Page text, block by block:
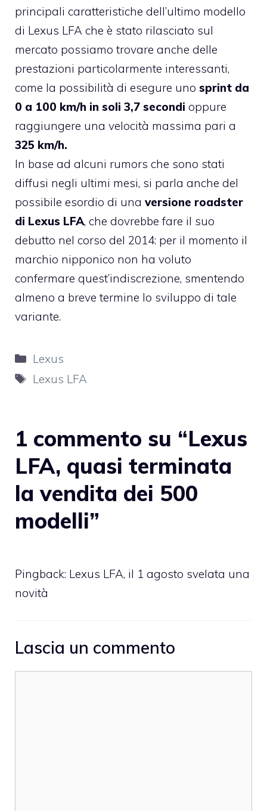
principali caratteristiche dell’ultimo modello
di Lexus LFA che è stato rilasciato sul
mercato possiamo trovare anche delle
prestazioni particolarmente interessanti,
come la possibilità di esegure uno sprint da
0 a 100 km/h in soli 3,7 secondi oppure
raggiungere una velocità massima pari a
325 km/h.
In base ad alcuni rumors che sono stati
diffusi negli ultimi mesi, si parla anche del
possibile esordio di una versione roadster
di Lexus LFA, che dovrebbe fare il suo
debutto nel corso del 2014: per il momento il
marchio nipponico non ha voluto
confermare quest’indiscrezione, smentendo
almeno a breve termine lo sviluppo di tale
variante.
Categorie
Lexus
Tag
Lexus LFA
1 commento su “Lexus
LFA, quasi terminata
la vendita dei 500
modelli”
Pingback: Lexus LFA, il 1 agosto svelata una
novità
Lascia un commento